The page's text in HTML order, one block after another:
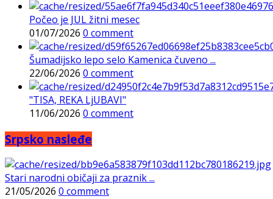
Počeo je JUL žitni mesec
01/07/2026 0 comment
Šumadijsko lepo selo Kamenica čuveno ...
22/06/2026 0 comment
"TISA, REKA LjUBAVI"
11/06/2026 0 comment
Srpsko nasleđe
Stari narodni običaji za praznik ...
21/05/2026 0 comment